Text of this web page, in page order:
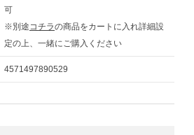
可
※別途 コチラの商品をカートに入れ詳細設
定の上、一緒にご購入ください
4571497890529